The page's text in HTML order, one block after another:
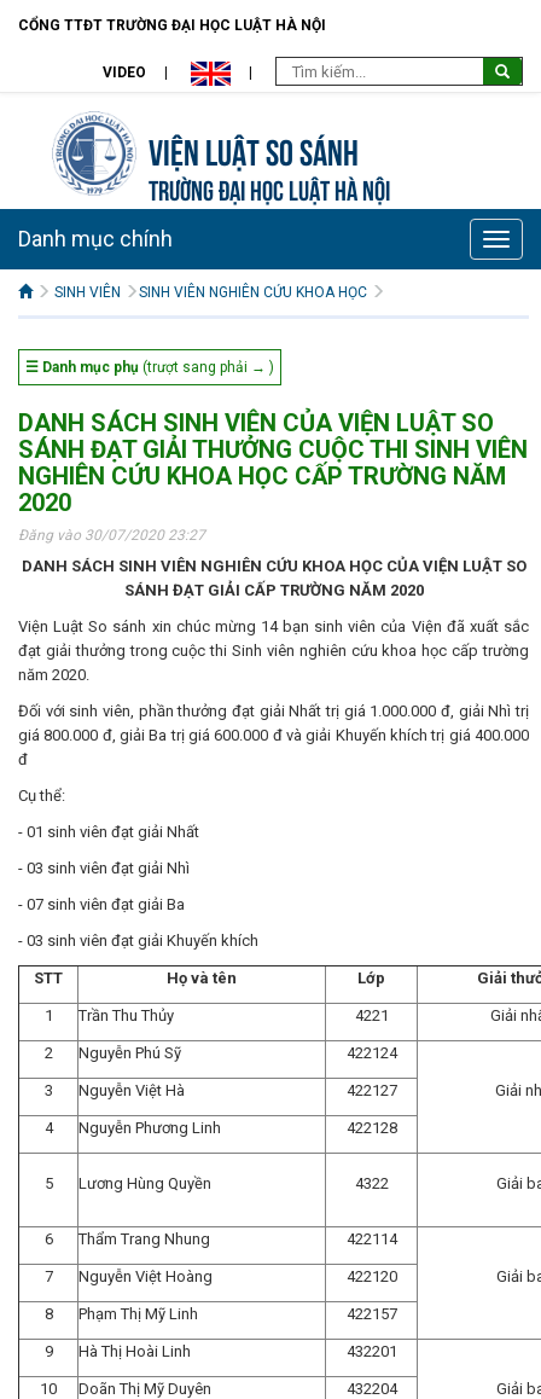
CỔNG TTĐT TRƯỜNG ĐẠI HỌC LUẬT HÀ NỘI
VIDEO
Viện Luật so sánh
TRƯỜNG ĐẠI HỌC LUẬT HÀ NỘI
Toggle
Danh mục chính
SINH VIÊN SINH VIÊN NGHIÊN CỨU KHOA HỌC
☰ Danh mục phụ (trượt sang phải → )
DANH SÁCH SINH VIÊN CỦA VIỆN LUẬT SO
SÁNH ĐẠT GIẢI THƯỞNG CUỘC THI SINH VIÊN
NGHIÊN CỨU KHOA HỌC CẤP TRƯỜNG NĂM
2020
Đăng vào 30/07/2020 23:27
DANH SÁCH SINH VIÊN NGHIÊN CỨU KHOA HỌC CỦA VIỆN LUẬT SO
SÁNH ĐẠT GIẢI CẤP TRƯỜNG NĂM 2020
Viện Luật So sánh xin chúc mừng 14 bạn sinh viên của Viện đã xuất sắc
đạt giải thưởng trong cuộc thi Sinh viên nghiên cứu khoa học cấp trường
năm 2020.
Đối với sinh viên, phần thưởng đạt giải Nhất trị giá 1.000.000 đ, giải Nhì trị
giá 800.000 đ, giải Ba trị giá 600.000 đ và giải Khuyến khích trị giá 400.000
đ
Cụ thể:
- 01 sinh viên đạt giải Nhất
- 03 sinh viên đạt giải Nhì
- 07 sinh viên đạt giải Ba
- 03 sinh viên đạt giải Khuyến khích
STT Họ và tên Lớp Giải
1 Trần Thu Thủy 4221 Giải
2 Nguyễn Phú Sỹ 422124
Giải
3 Nguyễn Việt Hà 422127
4 Nguyễn Phương Linh 422128
5 Lương Hùng Quyền 4322 Giải
6 Thẩm Trang Nhung 422114
Giải
7 Nguyễn Việt Hoàng 422120
8 Phạm Thị Mỹ Linh 422157
9 Hà Thị Hoài Linh 432201
Giải
10 Doãn Thị Mỹ Duyên 432204